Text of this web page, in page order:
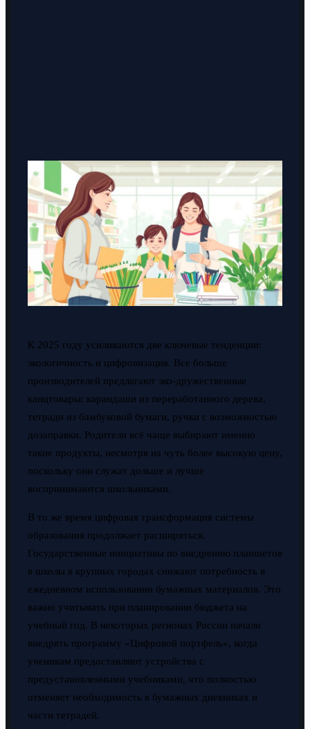
К 2025 году усиливаются две ключевые тенденции:
экологичность и цифровизация. Все больше
производителей предлагают эко-дружественные
канцтовары: карандаши из переработанного дерева,
тетради из бамбуковой бумаги, ручки с возможностью
дозаправки. Родители всё чаще выбирают именно
такие продукты, несмотря на чуть более высокую цену,
поскольку они служат дольше и лучше
воспринимаются школьниками.
В то же время цифровая трансформация системы
образования продолжает расширяться.
Государственные инициативы по внедрению планшетов
в школы в крупных городах снижают потребность в
ежедневном использовании бумажных материалов. Это
важно учитывать при планировании бюджета на
учебный год. В некоторых регионах России начали
внедрять программу «Цифровой портфель», когда
ученикам предоставляют устройства с
предустановленными учебниками, что полностью
отменяет необходимость в бумажных дневниках и
части тетрадей.